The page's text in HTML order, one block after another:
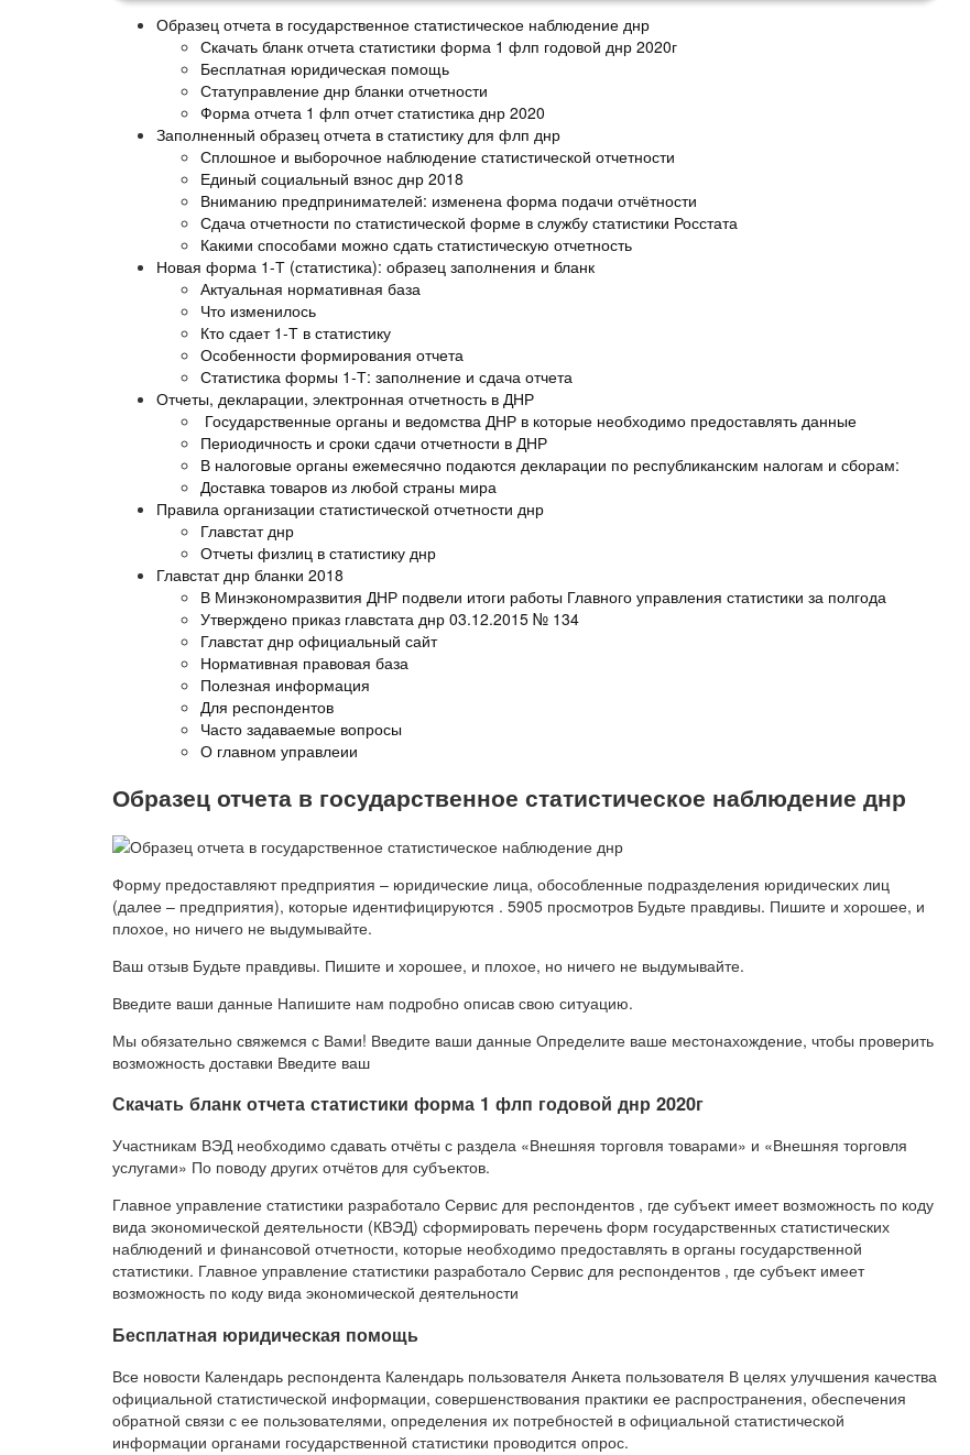
Образец отчета в государственное статистическое наблюдение днр
Скачать бланк отчета статистики форма 1 флп годовой днр 2020г
Бесплатная юридическая помощь
Статуправление днр бланки отчетности
Форма отчета 1 флп отчет статистика днр 2020
Заполненный образец отчета в статистику для флп днр
Сплошное и выборочное наблюдение статистической отчетности
Единый социальный взнос днр 2018
Вниманию предпринимателей: изменена форма подачи отчётности
Сдача отчетности по статистической форме в службу статистики Росстата
Какими способами можно сдать статистическую отчетность
Новая форма 1-Т (статистика): образец заполнения и бланк
Актуальная нормативная база
Что изменилось
Кто сдает 1-Т в статистику
Особенности формирования отчета
Статистика формы 1-Т: заполнение и сдача отчета
Отчеты, декларации, электронная отчетность в ДНР
Государственные органы и ведомства ДНР в которые необходимо предоставлять данные
Периодичность и сроки сдачи отчетности в ДНР
В налоговые органы ежемесячно подаются декларации по республиканским налогам и сборам:
Доставка товаров из любой страны мира
Правила организации статистической отчетности днр
Главстат днр
Отчеты физлиц в статистику днр
Главстат днр бланки 2018
В Минэкономразвития ДНР подвели итоги работы Главного управления статистики за полгода
Утверждено приказ главстата днр 03.12.2015 № 134
Главстат днр официальный сайт
Нормативная правовая база
Полезная информация
Для респондентов
Часто задаваемые вопросы
О главном управлеии
Образец отчета в государственное статистическое наблюдение днр
Форму предоставляют предприятия – юридические лица, обособленные подразделения юридических лиц
(далее – предприятия), которые идентифицируются . 5905 просмотров Будьте правдивы. Пишите и хорошее, и
плохое, но ничего не выдумывайте.
Ваш отзыв Будьте правдивы. Пишите и хорошее, и плохое, но ничего не выдумывайте.
Введите ваши данные Напишите нам подробно описав свою ситуацию.
Мы обязательно свяжемся с Вами! Введите ваши данные Определите ваше местонахождение, чтобы проверить
возможность доставки Введите ваш
Скачать бланк отчета статистики форма 1 флп годовой днр 2020г
Участникам ВЭД необходимо сдавать отчёты с раздела «Внешняя торговля товарами» и «Внешняя торговля
услугами» По поводу других отчётов для субъектов.
Главное управление статистики разработало Сервис для респондентов , где субъект имеет возможность по коду
вида экономической деятельности (КВЭД) сформировать перечень форм государственных статистических
наблюдений и финансовой отчетности, которые необходимо предоставлять в органы государственной
статистики. Главное управление статистики разработало Сервис для респондентов , где субъект имеет
возможность по коду вида экономической деятельности
Бесплатная юридическая помощь
Все новости Календарь респондента Календарь пользователя Анкета пользователя В целях улучшения качества
официальной статистической информации, совершенствования практики ее распространения, обеспечения
обратной связи с ее пользователями, определения их потребностей в официальной статистической
информации органами государственной статистики проводится опрос.